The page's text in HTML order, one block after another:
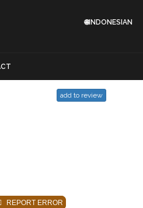
🌐INDONESIAN
add to review
REPORT ERROR